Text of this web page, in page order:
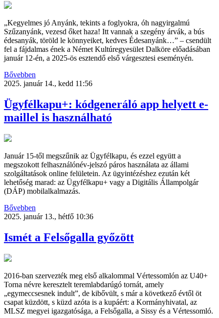
„Kegyelmes jó Anyánk, tekints a foglyokra, óh nagyirgalmú
Szűzanyánk, vezesd őket haza! Itt vannak a szegény árvák, a bús
édesanyák, töröld le könnyeiket, kedves Édesanyánk…” – csendült
fel a fájdalmas ének a Német Kultúregyesület Dalköre előadásában
január 12-én, a 2025-ös esztendő első várgesztesi eseményén.
Bővebben
2025. január 14., kedd 11:56
Ügyfélkapu+: kódgeneráló app helyett e-
maillel is használható
Január 15-től megszűnik az Ügyfélkapu, és ezzel együtt a
megszokott felhasználónév-jelszó páros használata az állami
szolgáltatások online felületein. Az ügyintézéshez ezután két
lehetőség marad: az Ügyfélkapu+ vagy a Digitális Állampolgár
(DÁP) mobilalkalmazás.
Bővebben
2025. január 13., hétfő 10:36
Ismét a Felsőgalla győzött
2016-ban szervezték meg első alkalommal Vértessomlón az U40+
Torna névre keresztelt teremlabdarúgó tornát, amely
„egymeccsesnek indult”, de kibővült, s már a következő évtől öt
csapat küzdött, s küzd azóta is a kupáért: a Kormányhivatal, az
MLSZ megyei igazgatósága, a Felsőgalla, a Sissy és a Vértessomló.